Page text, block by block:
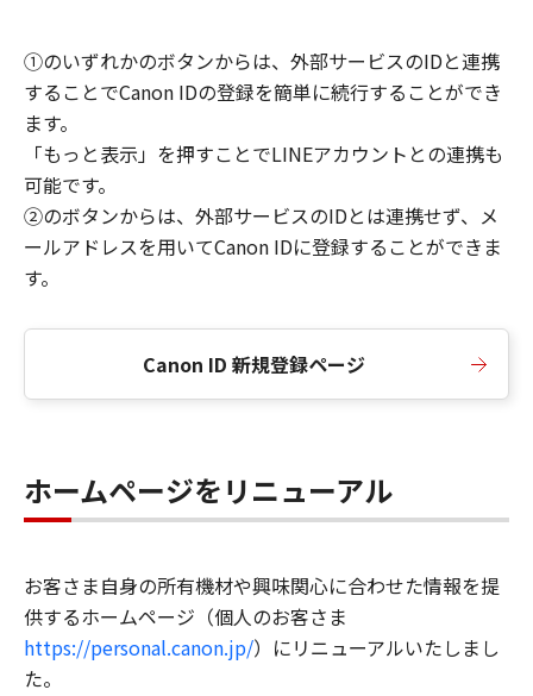
①のいずれかのボタンからは、外部サービスのIDと連携
することでCanon IDの登録を簡単に続行することができ
ます。
「もっと表示」を押すことでLINEアカウントとの連携も
可能です。
②のボタンからは、外部サービスのIDとは連携せず、メ
ールアドレスを用いてCanon IDに登録することができま
す。
Canon ID 新規登録ページ
ホームページをリニューアル
お客さま自身の所有機材や興味関心に合わせた情報を提
供するホームページ（個人のお客さま
https://personal.canon.jp/）にリニューアルいたしまし
た。